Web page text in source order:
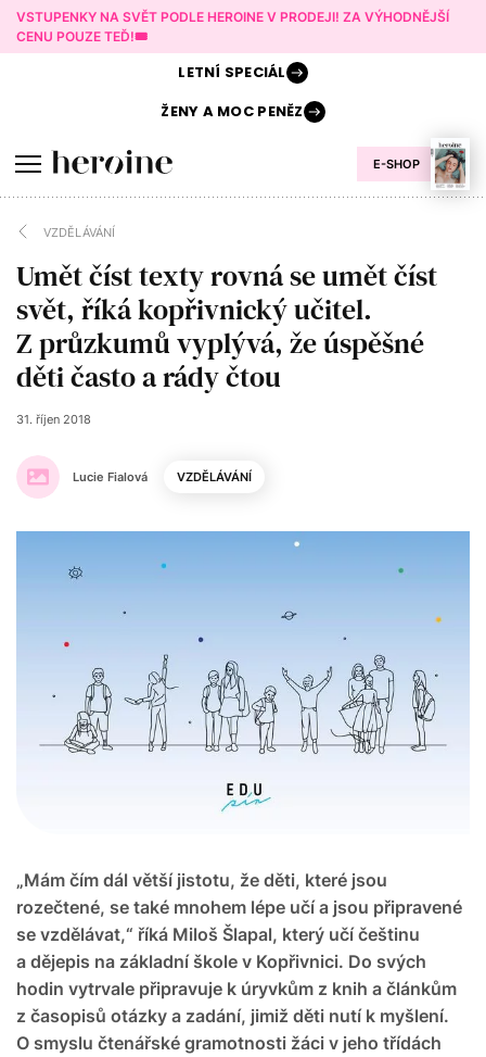
VSTUPENKY NA SVĚT PODLE HEROINE V PRODEJI! ZA VÝHODNĚJŠÍ
CENU POUZE TEĎ!🎟️
E-SHOP
LETNÍ SPECIÁL
ŽENY AMOC PENĚZ
VZDĚLÁVÁNÍ
Umět číst texty rovná se umět číst
svět, říká kopřivnický učitel.
Z průzkumů vyplývá, že úspěšné
děti často a rády čtou
Lucie Fialová
31. říjen 2018
VZDĚLÁVÁNÍ
„Mám čím dál větší jistotu, že děti, které jsou
rozečtené, se také mnohem lépe učí a jsou připravené
se vzdělávat,“ říká Miloš Šlapal, který učí češtinu
a dějepis na základní škole v Kopřivnici. Do svých
hodin vytrvale připravuje k úryvkům z knih a článkům
z časopisů otázky a zadání, jimiž děti nutí k myšlení.
O smyslu čtenářské gramotnosti žáci v jeho třídách